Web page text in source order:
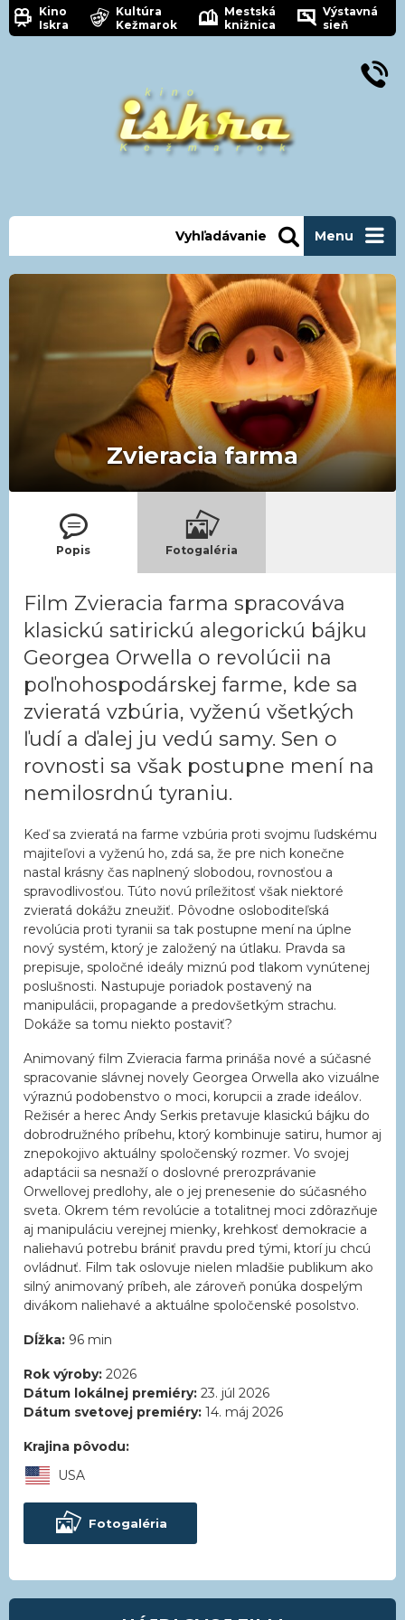
Kino
Iskra
Kultúra
Kežmarok
Mestská
knižnica
Výstavná
sieň
Menu
Vyhľadávanie
Zvieracia farma
Popis Fotogaléria
Film Zvieracia farma spracováva
klasickú satirickú alegorickú bájku
Georgea Orwella o revolúcii na
poľnohospodárskej farme, kde sa
zvieratá vzbúria, vyženú všetkých
ľudí a ďalej ju vedú samy. Sen o
rovnosti sa však postupne mení na
nemilosrdnú tyraniu.
Keď sa zvieratá na farme vzbúria proti svojmu ľudskému
majiteľovi a vyženú ho, zdá sa, že pre nich konečne
nastal krásny čas naplnený slobodou, rovnosťou a
spravodlivosťou. Túto novú príležitosť však niektoré
zvieratá dokážu zneužiť. Pôvodne osloboditeľská
revolúcia proti tyranii sa tak postupne mení na úplne
nový systém, ktorý je založený na útlaku. Pravda sa
prepisuje, spoločné ideály miznú pod tlakom vynútenej
poslušnosti. Nastupuje poriadok postavený na
manipulácii, propagande a predovšetkým strachu.
Dokáže sa tomu niekto postaviť?
Animovaný film Zvieracia farma prináša nové a súčasné
spracovanie slávnej novely Georgea Orwella ako vizuálne
výraznú podobenstvo o moci, korupcii a zrade ideálov.
Režisér a herec Andy Serkis pretavuje klasickú bájku do
dobrodružného príbehu, ktorý kombinuje satiru, humor aj
znepokojivo aktuálny spoločenský rozmer. Vo svojej
adaptácii sa nesnaží o doslovné prerozprávanie
Orwellovej predlohy, ale o jej prenesenie do súčasného
sveta. Okrem tém revolúcie a totalitnej moci zdôrazňuje
aj manipuláciu verejnej mienky, krehkosť demokracie a
naliehavú potrebu brániť pravdu pred tými, ktorí ju chcú
ovládnuť. Film tak oslovuje nielen mladšie publikum ako
silný animovaný príbeh, ale zároveň ponúka dospelým
divákom naliehavé a aktuálne spoločenské posolstvo.
Dĺžka: 96 min
Rok výroby: 2026
Dátum lokálnej premiéry: 23. júl 2026
Dátum svetovej premiéry: 14. máj 2026
Krajina pôvodu:
USA
Fotogaléria